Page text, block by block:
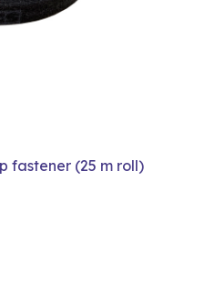
fastener (25 m roll)